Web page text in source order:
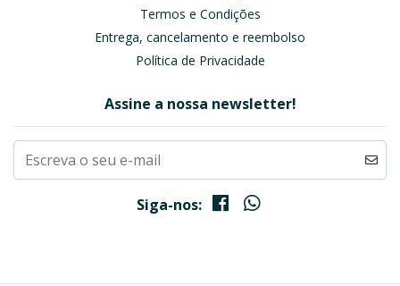
Termos e Condições
Entrega, cancelamento e reembolso
Política de Privacidade
Assine a nossa newsletter!
Siga-nos: